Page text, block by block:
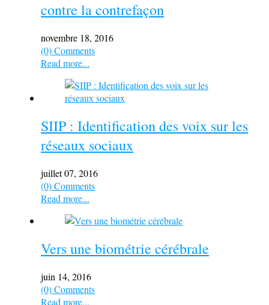
contre la contrefaçon
novembre 18, 2016
(0) Comments
Read more...
SIIP : Identification des voix sur les
réseaux sociaux
juillet 07, 2016
(0) Comments
Read more...
Vers une biométrie cérébrale
juin 14, 2016
(0) Comments
Read more...